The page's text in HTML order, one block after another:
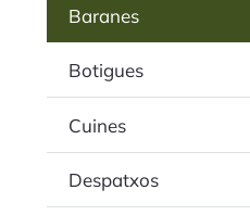
Baranes
Botigues
Cuines
Despatxos